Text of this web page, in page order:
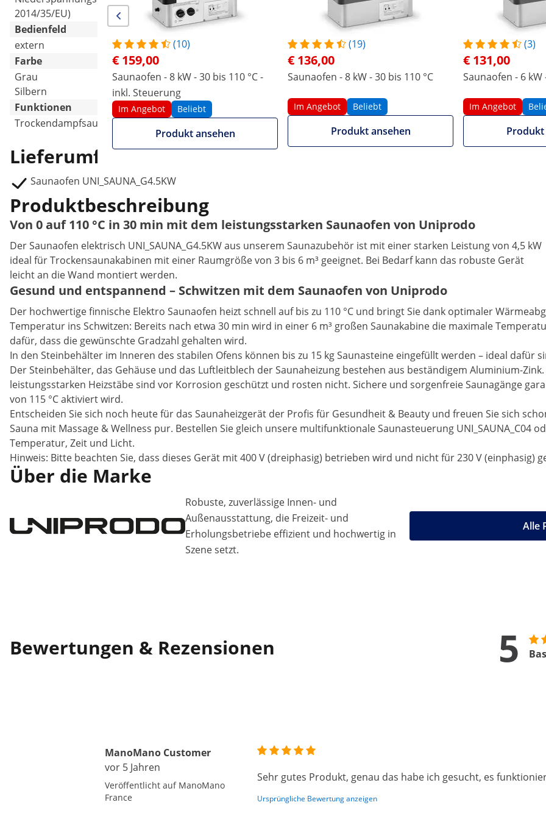
2014/35/EU)
2014/35/EU)
2014/35/EU)
2014/35/EU)
Bedienfeld
extern
eingebaut extern
Farbe
Grau
Silbern
Schwarz
Silbern
Grau
Grau
Funktionen
Trockendampfsauna
Weitere Merkmale vergleichen
Lieferumfang
Saunaofen UNI_SAUNA_G4.5KW
(10)
€ 159,00
Saunaofen - 8 kW - 30 bis 110 °C -
inkl. Steuerung
Im Angebot Beliebt
Produkt ansehen
(19)
€ 136,00
Saunaofen - 8 kW - 30 bis 110 °C
Im Angebot Beliebt
Produkt ansehen
(3)
€ 131,00
Saunaofen - 6 kW
Im Angebot
Produkt
Produktbeschreibung
Von 0 auf 110 °C in 30 min mit dem leistungsstarken Saunaofen von Uniprodo
Der Saunaofen elektrisch UNI_SAUNA_G4.5KW aus unserem Saunazubehör ist mit einer starken Leistung von 4,5 kW
ideal für Trockensaunakabinen mit einer Raumgröße von 3 bis 6 m³ geeignet. Bei Bedarf kann das robuste Gerät
leicht an die Wand montiert werden.
Gesund und entspannend – Schwitzen mit dem Saunaofen von Uniprodo
Der hochwertige finnische Elektro Saunaofen heizt schnell auf bis zu 110 °C und bringt Sie dank optimaler
Temperatur ins Schwitzen: Bereits nach etwa 30 min wird in einer 6 m³ großen Saunakabine die maximale
dafür, dass die gewünschte Gradzahl gehalten wird.
In den Steinbehälter im Inneren des stabilen Ofens können bis zu 15 kg Saunasteine eingefüllt werden – ideal dafür
Der Steinbehälter, das Gehäuse und das Luftleitblech der Saunaheizung bestehen aus beständigem Aluminium-
leistungsstarken Heizstäbe sind vor Korrosion geschützt und rosten nicht. Sichere und sorgenfreie Saunagänge
von 115 °C aktiviert wird.
Entscheiden Sie sich noch heute für das Saunaheizgerät der Profis für Gesundheit & Beauty und freuen Sie sich
Sauna mit Massage & Wellness pur. Bestellen Sie gleich unsere multifunktionale Saunasteuerung UNI_SAUNA_C04
Temperatur, Zeit und Licht.
Hinweis: Bitte beachten Sie, dass dieses Gerät mit 400 V (dreiphasig) betrieben wird und nicht für 230 V (einphasig)
Über die Marke
Robuste, zuverlässige Innen- und
Außenausstattung, die Freizeit- und
Erholungsbetriebe effizient und hochwertig in
Szene setzt.
Alle
Bewertungen & Rezensionen 5
ManoMano Customer
vor 5 Jahren
Veröffentlicht auf ManoMano
France
Sehr gutes Produkt, genau das habe ich gesucht, es
Ursprüngliche Bewertung anzeigen